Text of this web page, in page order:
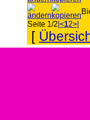
Seite 1/2 |<12>|
[